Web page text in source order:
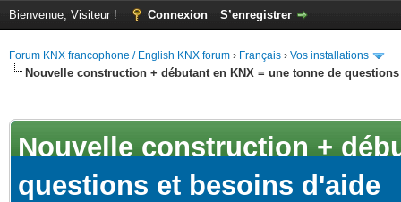
Bienvenue, Visiteur ! Connexion S’enregistrer
Forum KNX francophone / English KNX forum › Français › Vos installations
Nouvelle construction + débutant en KNX = une tonne de
Nouvelle construction +
questions et besoins d'aide